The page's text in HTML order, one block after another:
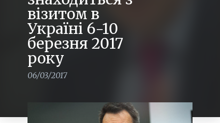
візитом в
Україні 6-10
березня 2017
року
06/03/2017